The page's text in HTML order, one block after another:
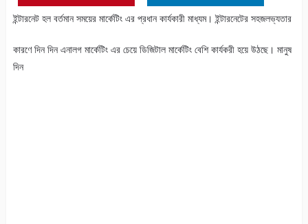
ইন্টারনেট হল বর্তমান সময়ের মার্কেটিং এর প্রধান কার্যকারী মাধ্যম। ইন্টারনেটের সহজলভ্যতার
কারণে দিন দিন এনালগ মার্কেটিং এর চেয়ে ডিজিটাল মার্কেটিং বেশি কার্যকরী হয়ে উঠছে। মানুষ
দিন